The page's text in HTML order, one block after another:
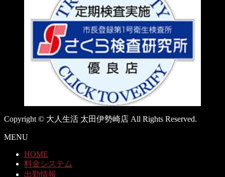
Copyright © 大人生活 太田伊勢崎店 All Rights Reserved.
MENU
HOME
料金システム
出勤情報